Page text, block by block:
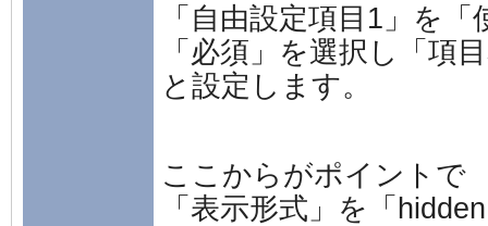
「自由設定項目1」を
「必須」を選択し「項
と設定します。
ここからがポイントで
「表示形式」を「